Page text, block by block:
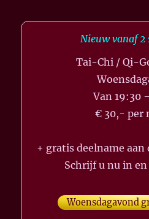
Nieuw vanaf 2
Tai-Chi / Qi-
Van 19:30
€ 30,- per
+ gratis deelname aan
Schrijf u nu in
Woensdagavond